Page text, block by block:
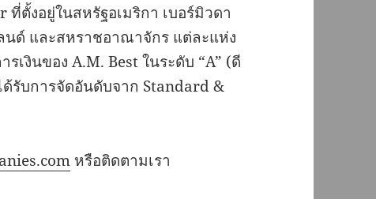
ตั้งอยู่ในสหรัฐอเมริกา เบอร์มิวดา
นด์ และสหราชอาณาจักร แต่ละแห่ง
เงินของ A.M. Best ในระดับ “A” (ดี
รับการจัดอันดับจาก Standard &
หรือติดตามเรา